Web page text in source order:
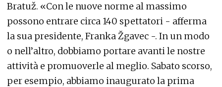
Bratuž. «Con le nuove norme al massimo
possono entrare circa 140 spettatori - afferma
la sua presidente, Franka Žgavec -. In un modo
o nell’altro, dobbiamo portare avanti le nostre
attività e promuoverle al meglio. Sabato scorso,
per esempio, abbiamo inaugurato la prima